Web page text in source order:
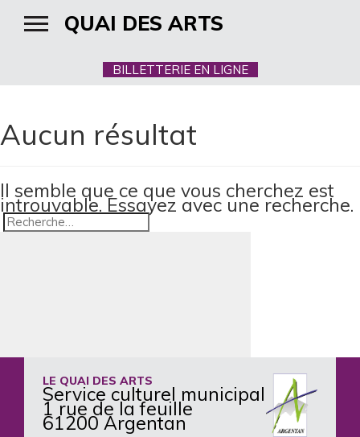
QUAI DES ARTS
BILLETTERIE EN LIGNE
Aucun résultat
Il semble que ce que vous cherchez est
introuvable. Essayez avec une recherche.
Recherche
LE QUAI DES ARTS
Service culturel municipal
1 rue de la feuille
61200 Argentan